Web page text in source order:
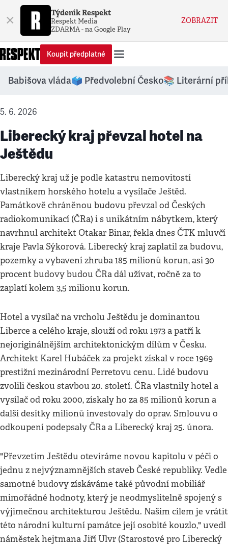
× Týdeník Respekt
Respekt Media
ZDARMA - na Google Play
ZOBRAZIT
Koupit předplatné
Babišova vláda🗳️ Předvolební Česko📚 Literární
5. 6. 2026
Liberecký kraj převzal hotel na
Ještědu
Liberecký kraj už je podle katastru nemovitostí
vlastníkem horského hotelu a vysílače Ještěd.
Památkově chráněnou budovu převzal od Českých
radiokomunikací (ČRa) i s unikátním nábytkem, který
navrhnul architekt Otakar Binar, řekla dnes ČTK mluvčí
kraje Pavla Sýkorová. Liberecký kraj zaplatil za budovu,
pozemky a vybavení zhruba 185 milionů korun, asi 30
procent budovy budou ČRa dál užívat, ročně za to
zaplatí kolem 3,5 milionu korun.
Hotel a vysílač na vrcholu Ještědu je dominantou
Liberce a celého kraje, slouží od roku 1973 a patří k
nejoriginálnějším architektonickým dílům v Česku.
Architekt Karel Hubáček za projekt získal v roce 1969
prestižní mezinárodní Perretovu cenu. Lidé budovu
zvolili českou stavbou 20. století. ČRa vlastnily hotel a
vysílač od roku 2000, získaly ho za 85 milionů korun a
další desítky milionů investovaly do oprav. Smlouvu o
odkoupení podepsaly ČRa a Liberecký kraj 25. února.
"Převzetím Ještědu otevíráme novou kapitolu v péči o
jednu z nejvýznamnějších staveb České republiky. Vedle
samotné budovy získáváme také původní mobiliář
mimořádné hodnoty, který je neodmyslitelně spojený s
výjimečnou architekturou Ještědu. Naším cílem je vrátit
této národní kulturní památce její osobité kouzlo," uvedl
náměstek hejtmana Jiří Ulvr (Starostové pro Liberecký